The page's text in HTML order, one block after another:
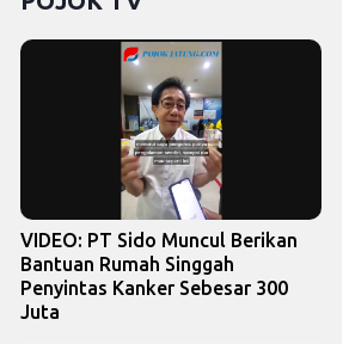
VIDEO: PT Sido Muncul Berikan
Bantuan Rumah Singgah
Penyintas Kanker Sebesar 300
Juta